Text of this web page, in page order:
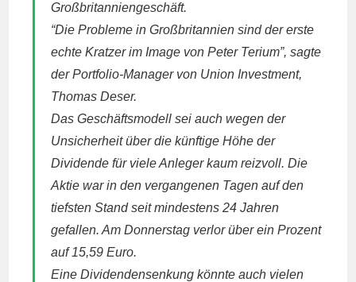
Großbritanniengeschäft.
“Die Probleme in Großbritannien sind der erste
echte Kratzer im Image von Peter Terium”, sagte
der Portfolio-Manager von Union Investment,
Thomas Deser.
Das Geschäftsmodell sei auch wegen der
Unsicherheit über die künftige Höhe der
Dividende für viele Anleger kaum reizvoll. Die
Aktie war in den vergangenen Tagen auf den
tiefsten Stand seit mindestens 24 Jahren
gefallen. Am Donnerstag verlor über ein Prozent
auf 15,59 Euro.
Eine Dividendensenkung könnte auch vielen